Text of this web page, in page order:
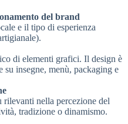
del brand
e il tipo di esperienza
di elementi grafici. Il design è
insegne, menù, packaging e
nella percezione del
tradizione o dinamismo.